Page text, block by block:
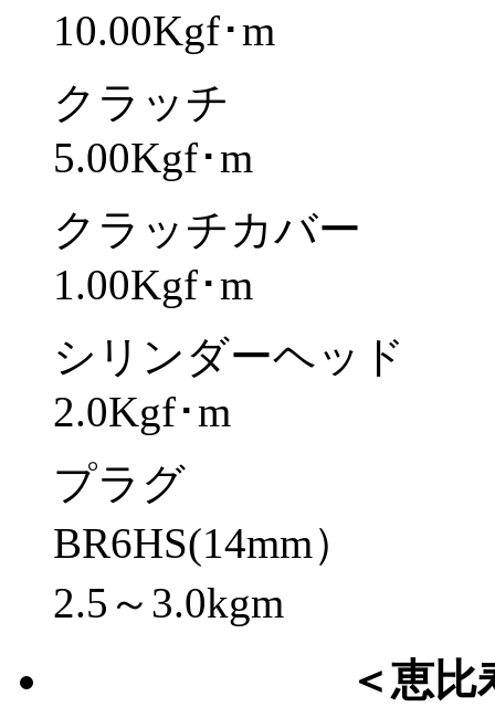
10.00Kgf･m
クラッチ
5.00Kgf･m
クラッチカバー
1.00Kgf･m
シリンダーヘッド
2.0Kgf･m
プラグ
BR6HS(14mm）
2.5～3.0kgm
＜恵